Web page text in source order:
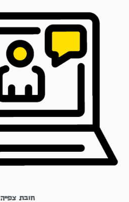
חובת צפייה